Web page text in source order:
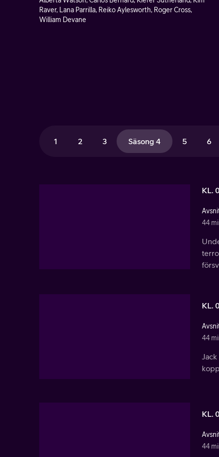
Raver, Lana Parrilla, Reiko Aylesworth, Roger Cross,
William Devane
1 2 3 Säsong 4 5 6
KL.
44
KL.
44
KL.
44